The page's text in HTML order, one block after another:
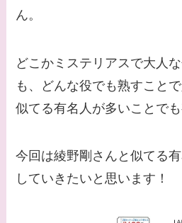
て
【
て
ん。
どこかミステリアスで大人
も、どんな役でも熟すこと
似てる有名人が多いことでも
今回は綾野剛さんと似てる
していきたいと思います！